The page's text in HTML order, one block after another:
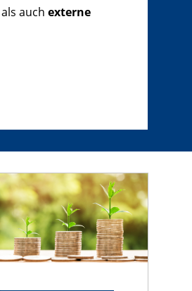
als auch externe